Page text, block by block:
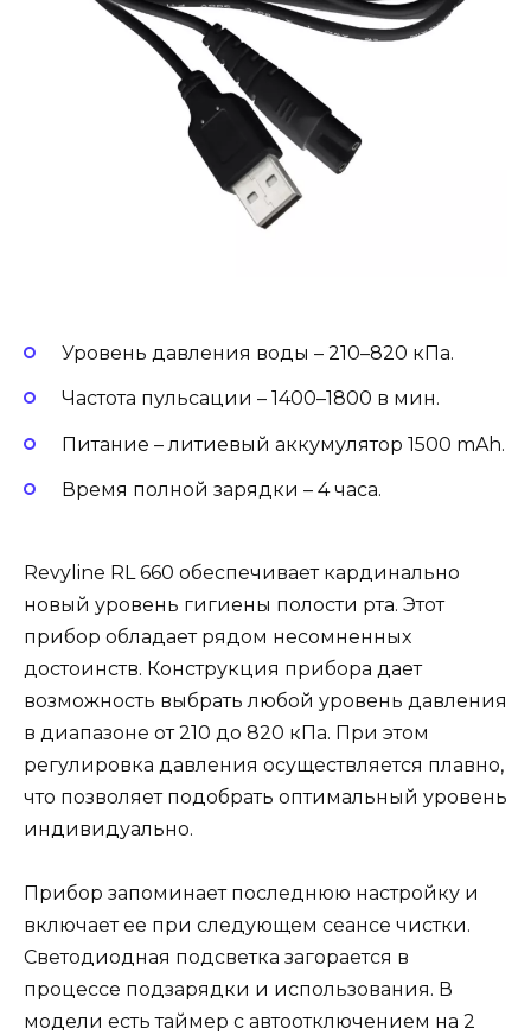
Уровень давления воды – 210–820 кПа.
Частота пульсации – 1400–1800 в мин.
Питание – литиевый аккумулятор 1500 mAh.
Время полной зарядки – 4 часа.
Revyline RL 660 обеспечивает кардинально
новый уровень гигиены полости рта. Этот
прибор обладает рядом несомненных
достоинств. Конструкция прибора дает
возможность выбрать любой уровень давления
в диапазоне от 210 до 820 кПа. При этом
регулировка давления осуществляется плавно,
что позволяет подобрать оптимальный уровень
индивидуально.
Прибор запоминает последнюю настройку и
включает ее при следующем сеансе чистки.
Светодиодная подсветка загорается в
процессе подзарядки и использования. В
модели есть таймер с автоотключением на 2